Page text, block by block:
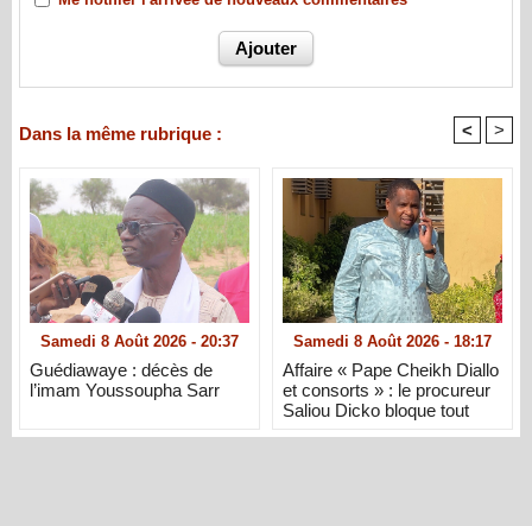
Dans la même rubrique : < >
Samedi 8 Août 2026 - 20:37
Guédiawaye : décès de
l’imam Youssoupha Sarr
Samedi 8 Août 2026 - 18:17
Affaire « Pape Cheikh Diallo
et consorts » : le procureur
Saliou Dicko bloque tout